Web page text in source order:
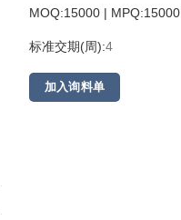
MOQ:15000 | MPQ:15000
标准交期(周):4
加入询料单